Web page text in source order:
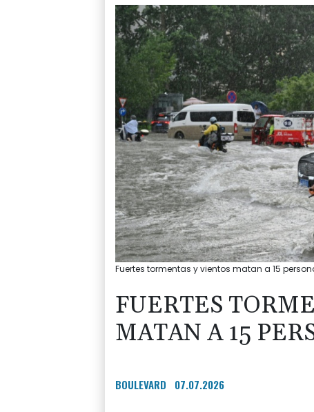
Fuertes tormentas y vientos matan a 15
FUERTES
MATAN A 15
BOULEVARD 07.07.2026